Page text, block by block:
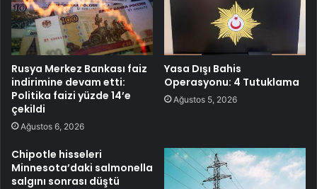
Rusya Merkez Bankası faiz
indirimine devam etti:
Politika faizi yüzde 14’e
çekildi
Ağustos 6, 2026
Yasa Dışı Bahis
Operasyonu: 4 Tutuklama
Ağustos 5, 2026
Chipotle hisseleri
Minnesota’daki salmonella
salgını sonrası düştü